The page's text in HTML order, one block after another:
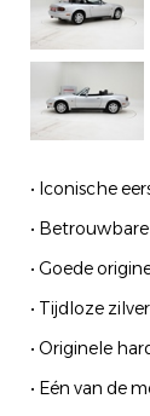
• Iconische
•
• Goede
• Tijdloze
• Originele
• Eén van de